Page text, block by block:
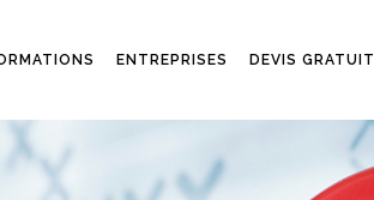
ENTREPRISES DEVIS GRATUIT